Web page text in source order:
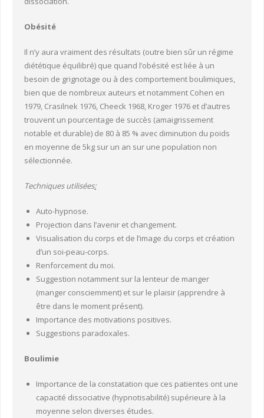
Obésité
Il n’y aura vraiment des résultats (outre bien sûr un régime
diététique équilibré) que quand l’obésité est liée à un
besoin de grignotage ou à des comportement boulimiques,
bien que de nombreux auteurs et notamment Cohen en
1979, Crasilnek 1976, Cheeck 1968, Kroger 1976 et d’autres
trouvent un pourcentage de succès (amaigrissement
notable et durable) de 80 à 85 % avec diminution du poids
en moyenne de 5kg sur un an sur une population non
sélectionnée.
Techniques utilisées:
Auto-hypnose.
Projection dans l’avenir et changement.
Visualisation du corps et de l’image du corps et création
d’un soi-peau-corps.
Renforcement du moi.
Suggestion notamment sur la lenteur de manger
(manger consciemment) et sur le plaisir (apprendre à
être dans le moment présent).
Importance des motivations positives.
Suggestions paradoxales.
Boulimie
Importance de la constatation que ces patientes ont une
capacité dissociative (hypnotisabilité) supérieure à la
moyenne selon diverses études.